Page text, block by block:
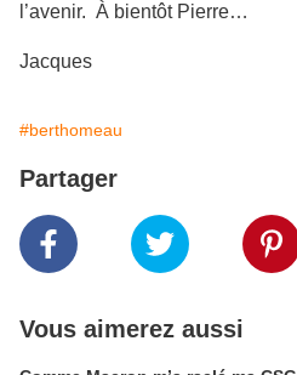
l’avenir. À bientôt Pierre…
Jacques
#berthomeau
Partager
Vous aimerez aussi